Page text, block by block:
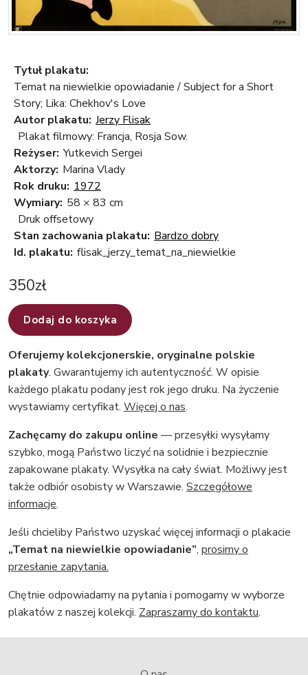
Tytuł plakatu:
Temat na niewielkie opowiadanie / Subject for a Short
Story; Lika: Chekhov's Love
Autor plakatu: Jerzy Flisak
Plakat filmowy: Francja, Rosja Sow.
Reżyser: Yutkevich Sergei
Aktorzy: Marina Vlady
Rok druku: 1972
Wymiary: 58 × 83 cm
Druk offsetowy
Stan zachowania plakatu: Bardzo dobry
Id. plakatu: flisak_jerzy_temat_na_niewielkie
350zł
Dodaj do koszyka
Oferujemy kolekcjonerskie, oryginalne polskie
plakaty. Gwarantujemy ich autentyczność. W opisie
każdego plakatu podany jest rok jego druku. Na życzenie
wystawiamy certyfikat. Więcej o nas.
Zachęcamy do zakupu online — przesyłki wysyłamy
szybko, mogą Państwo liczyć na solidnie i bezpiecznie
zapakowane plakaty. Wysyłka na cały świat. Możliwy jest
także odbiór osobisty w Warszawie. Szczegółowe
informacje.
Jeśli chcieliby Państwo uzyskać więcej informacji o plakacie
„Temat na niewielkie opowiadanie”, prosimy o
przesłanie zapytania.
Chętnie odpowiadamy na pytania i pomogamy w wyborze
plakatów z naszej kolekcji. Zapraszamy do kontaktu.